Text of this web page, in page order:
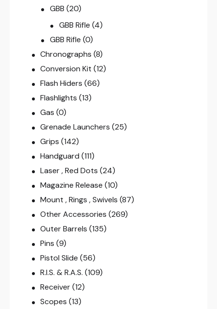
GBB (20)
GBB Rifle (4)
GBB Rifle (0)
Chronographs (8)
Conversion Kit (12)
Flash Hiders (66)
Flashlights (13)
Gas (0)
Grenade Launchers (25)
Grips (142)
Handguard (111)
Laser , Red Dots (24)
Magazine Release (10)
Mount , Rings , Swivels (87)
Other Accessories (269)
Outer Barrels (135)
Pins (9)
Pistol Slide (56)
R.I.S. & R.A.S. (109)
Receiver (12)
Scopes (13)